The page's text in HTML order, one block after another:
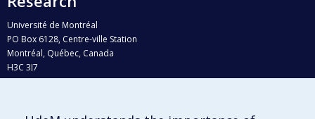
Université de Montréal
PO Box 6128, Centre-ville Station
Montréal, Québec, Canada
H3C 3J7